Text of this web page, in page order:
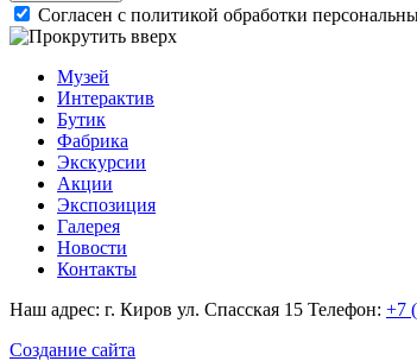
Согласен с политикой обработки
Музей
Интерактив
Бутик
Фабрика
Экскурсии
Акции
Экспозиция
Галерея
Новости
Контакты
Наш адрес: г. Киров ул. Спасская 15 Телефон: +7
Создание сайта